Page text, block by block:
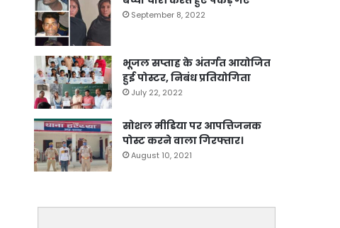
September 8, 2022
भूजल सप्ताह के अंतर्गत आयोजित
हुई पोस्टर, निबंध प्रतियोगिता
July 22, 2022
सोशल मीडिया पर आपत्तिजनक
पोस्ट करने वाला गिरफ्तार।
August 10, 2021